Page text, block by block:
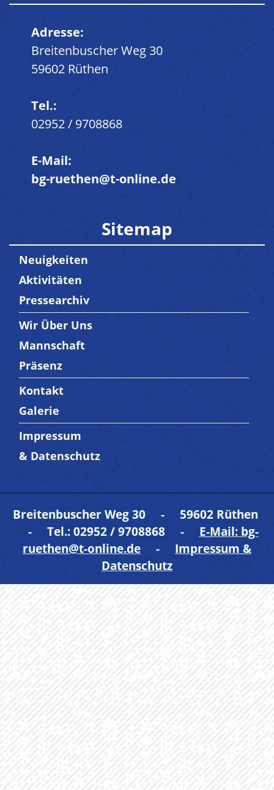
Adresse:
Breitenbuscher Weg 30
59602 Rüthen
Tel.:
02952 / 9708868
E-Mail:
bg-ruethen@t-online.de
Sitemap
Neuigkeiten
Aktivitäten
Pressearchiv
Trenner3
Wir Über Uns
Mannschaft
Präsenz
Trenner4
Kontakt
Galerie
Trenner 5
Impressum
& Datenschutz
Breitenbuscher Weg 30 - 59602 Rüthen
- Tel.: 02952 / 9708868 - E-Mail: bg-
ruethen@t-online.de- Impressum &
Datenschutz